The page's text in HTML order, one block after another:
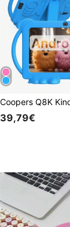
39,79€